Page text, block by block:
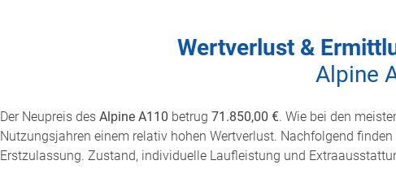
Wertverlust &
Alpine
Der Neupreis des Alpine A110 betrug 71.850,00 €. Wie bei den
Nutzungsjahren einem relativ hohen Wertverlust. Nachfolgend
Erstzulassung. Zustand, individuelle Laufleistung und